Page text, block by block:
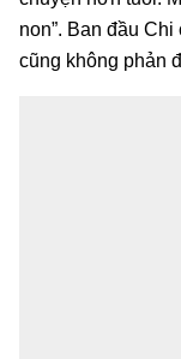
non”. Ban đầu
cũng không phản